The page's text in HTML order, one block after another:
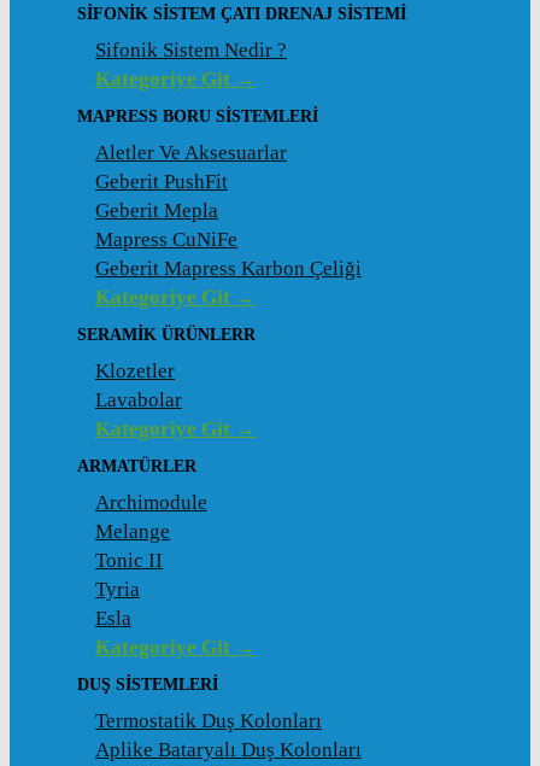
SIFONIK SISTEM ÇATI DRENAJ SISTEMI
Sifonik Sistem Nedir ?
Kategoriye Git →
MAPRESS BORU SISTEMLERI
Aletler Ve Aksesuarlar
Geberit PushFit
Geberit Mepla
Mapress CuNiFe
Geberit Mapress Karbon Çeliği
Kategoriye Git →
SERAMIK ÜRÜNLERR
Klozetler
Lavabolar
Kategoriye Git →
ARMATÜRLER
Archimodule
Melange
Tonic II
Tyria
Esla
Kategoriye Git →
DUŞ SISTEMLERI
Termostatik Duş Kolonları
Aplike Bataryalı Duş Kolonları